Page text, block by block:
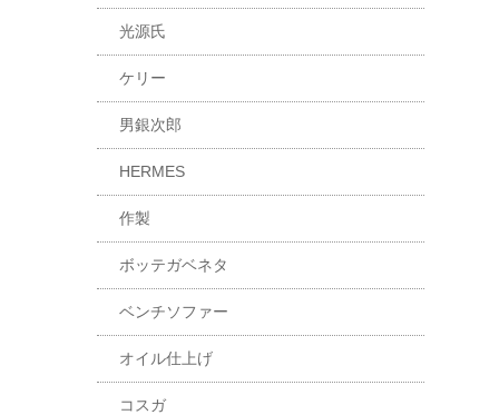
光源氏
ケリー
男銀次郎
HERMES
作製
ボッテガベネタ
ベンチソファー
オイル仕上げ
コスガ